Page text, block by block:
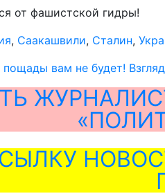
от фашистской гидры!
, Саакашвили, Сталин,
вам не будет!